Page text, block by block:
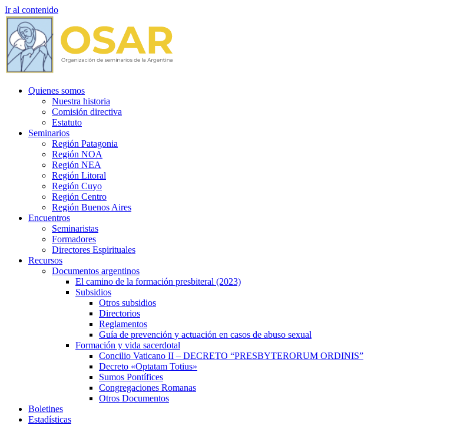
Ir al contenido
Quienes somos
Nuestra historia
Comisión directiva
Estatuto
Seminarios
Región Patagonia
Región NOA
Región NEA
Región Litoral
Región Cuyo
Región Centro
Región Buenos Aires
Encuentros
Seminaristas
Formadores
Directores Espirituales
Recursos
Documentos argentinos
El camino de la formación presbiteral (2023)
Subsidios
Otros subsidios
Directorios
Reglamentos
Guía de prevención y actuación en casos de abuso sexual
Formación y vida sacerdotal
Concilio Vaticano II – DECRETO “PRESBYTERORUM ORDINIS”
Decreto «Optatam Totius»
Sumos Pontífices
Congregaciones Romanas
Otros Documentos
Boletines
Estadísticas